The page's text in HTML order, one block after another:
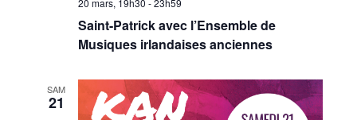
20 mars, 19h30 -23h59
Saint-Patrick avec l’Ensemble de
Musiques irlandaises anciennes
SAM
21